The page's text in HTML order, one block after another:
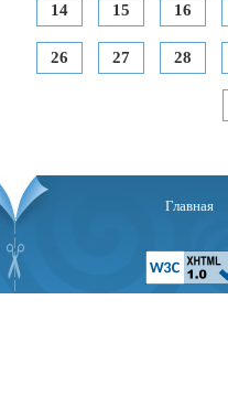
14 15 16
26 27 28
Главная